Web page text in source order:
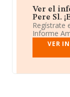
Ver el
Pere Sl.
Regístrate
Informe
VER